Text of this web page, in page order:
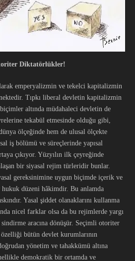
Diktatörlükler!
emperyalizmin ve tekelci kapitalizmin
Tıpkı liberal devletin kapitalizmin
altında müdahaleci devletin de
tekabül etmesinde olduğu gibi,
ölçeğinde hem de ulusal ölçekte
iş bölümü ve süreçlerinde yapısal
çıkıyor. Yüzyılın ilk çeyreğinde
bir siyasal rejim türleridir bunlar.
gereksinimine uygun biçimde içerik ve
düzeni hâkimdir. Bu anlamda
Yasal şiddet olanaklarını kullanma
nicel farklar olsa da bu rejimlerde yargı
aracına dönüşür. Seçimli otoriter
bütün devlet kurumlarının
yönetim ve tahakkümü altına
demokratik bir ortamda ve